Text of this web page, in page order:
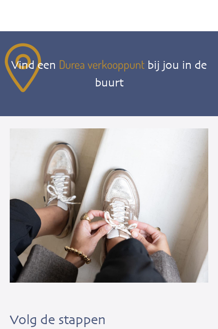
Vind een Durea verkooppunt bij jou in de
buurt
Volg de stappen